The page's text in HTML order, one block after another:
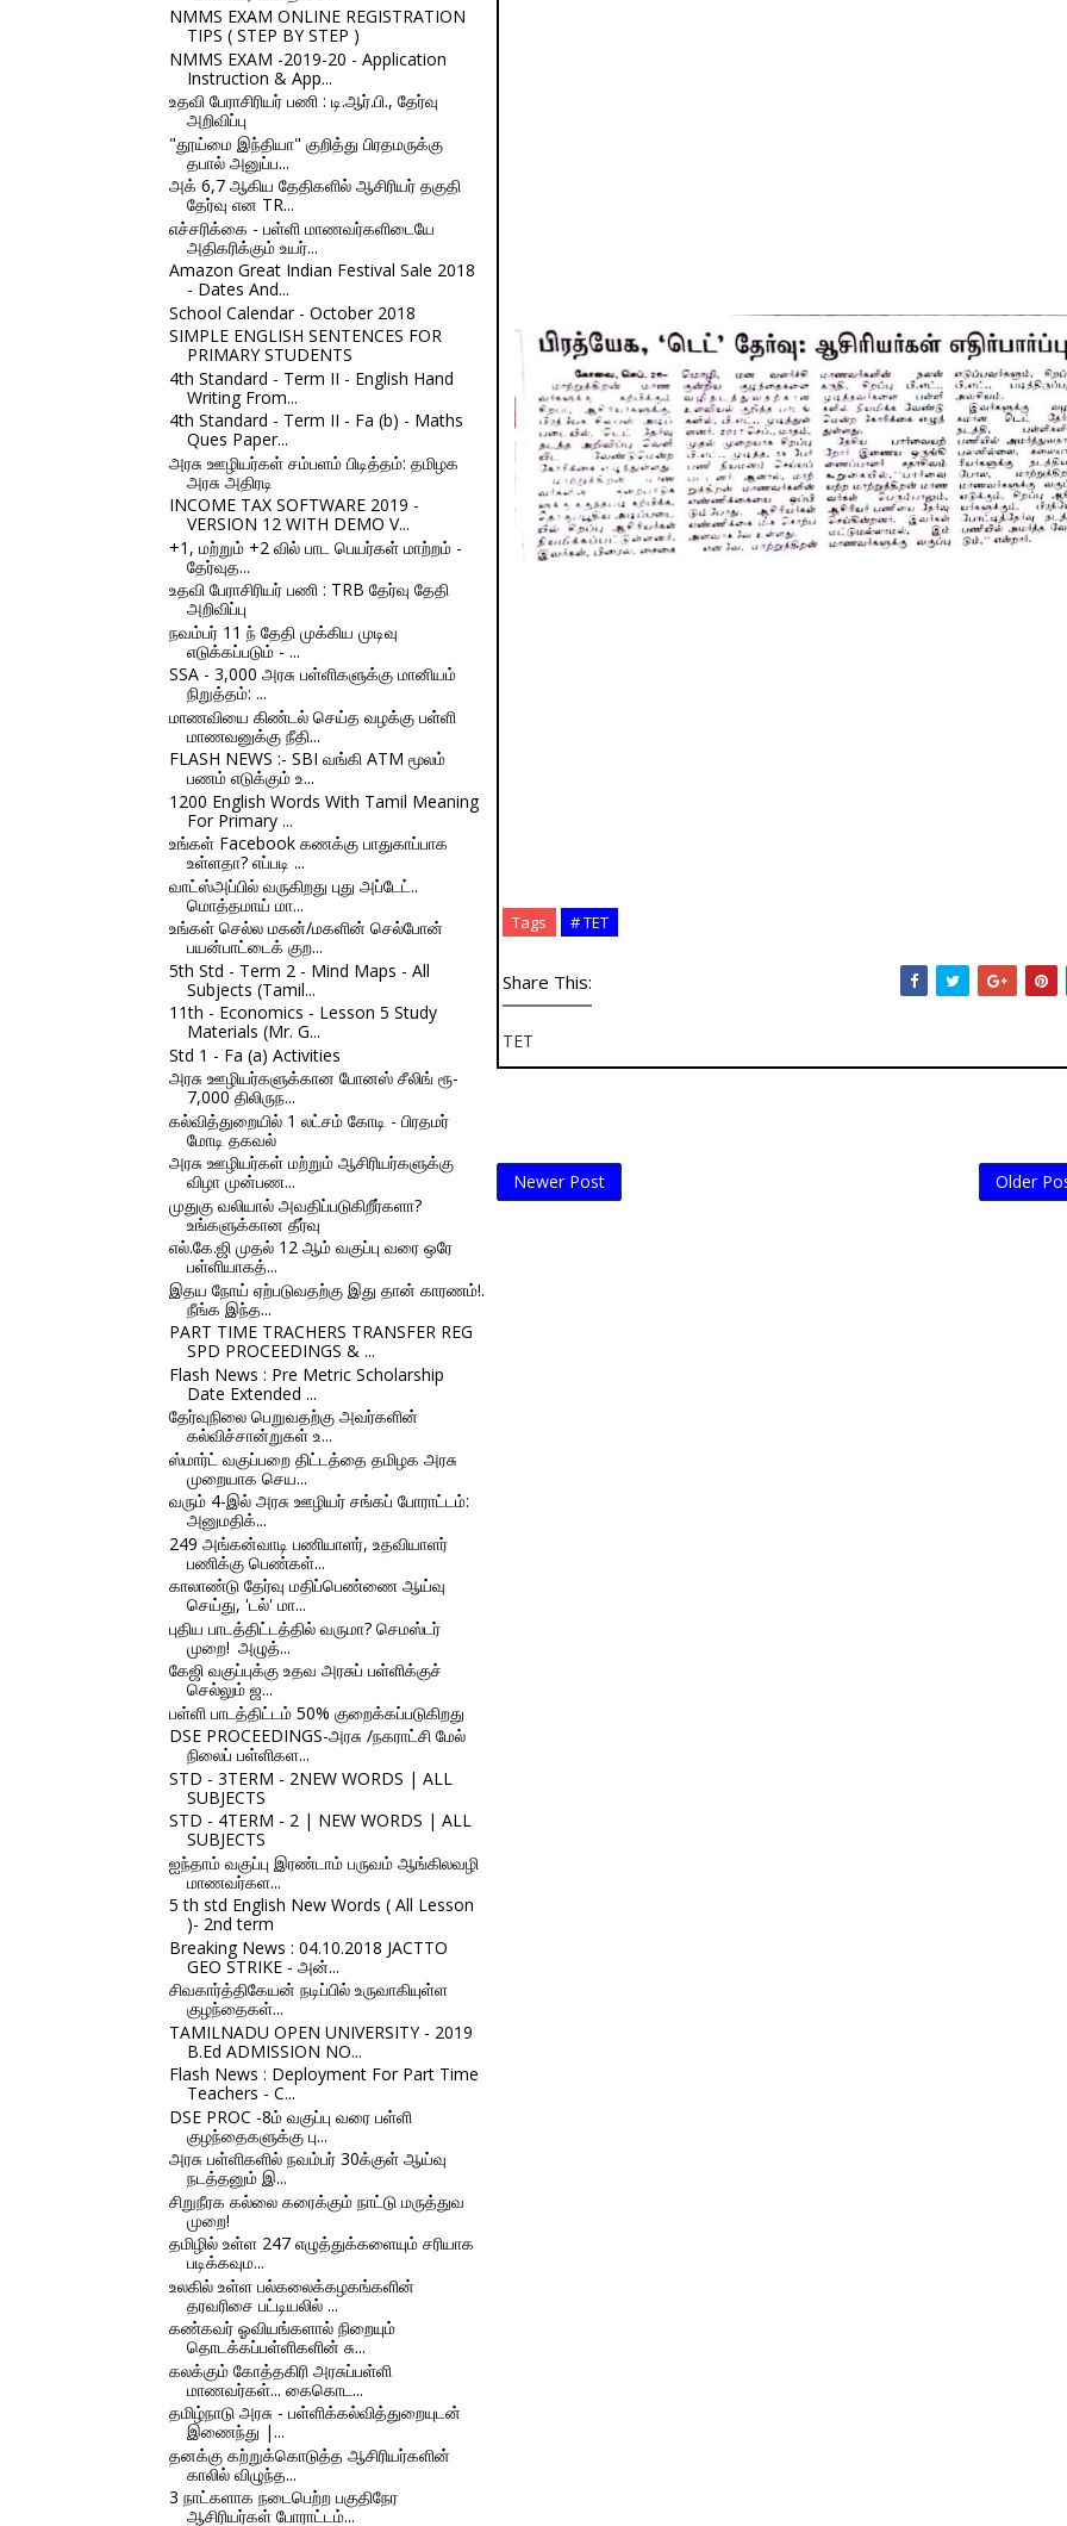
NMMS EXAM ONLINE REGISTRATION
TIPS ( STEP BY STEP )
NMMS EXAM -2019-20 - Application
Instruction & App...
உதவி பேராசிரியர் பணி : டி.ஆர்.பி., தேர்வு
அறிவிப்பு
"தூய்மை இந்தியா" குறித்து பிரதமருக்கு
தபால் அனுப்ப...
அக் 6,7 ஆகிய தேதிகளில் ஆசிரியர் தகுதி
தேர்வு என TR...
எச்சரிக்கை - பள்ளி மாணவர்களிடையே
அதிகரிக்கும் உயர்...
Amazon Great Indian Festival Sale 2018
- Dates And...
School Calendar - October 2018
SIMPLE ENGLISH SENTENCES FOR
PRIMARY STUDENTS
4th Standard - Term II - English Hand
Writing From...
4th Standard - Term II - Fa (b) - Maths
Ques Paper...
அரசு ஊழியர்கள் சம்பளம் பிடித்தம்: தமிழக
அரசு அதிரடி
INCOME TAX SOFTWARE 2019 -
VERSION 12 WITH DEMO V...
+1, மற்றும் +2 வில் பாட பெயர்கள் மாற்றம் -
தேர்வுத...
உதவி பேராசிரியர் பணி : TRB தேர்வு தேதி
அறிவிப்பு
நவம்பர் 11 ந் தேதி முக்கிய முடிவு
எடுக்கப்படும் - ...
SSA - 3,000 அரசு பள்ளிகளுக்கு மானியம்
நிறுத்தம்: ...
மாணவியை கிண்டல் செய்த வழக்கு பள்ளி
மாணவனுக்கு நீதி...
FLASH NEWS :- SBI வங்கி ATM மூலம்
பணம் எடுக்கும் உ...
1200 English Words With Tamil Meaning
For Primary ...
உங்கள் Facebook கணக்கு பாதுகாப்பாக
உள்ளதா? எப்படி ...
வாட்ஸ்அப்பில் வருகிறது புது அப்டேட்..
மொத்தமாய் மா...
உங்கள் செல்ல மகன்/மகளின் செல்போன்
பயன்பாட்டைக் குற...
5th Std - Term 2 - Mind Maps - All
Subjects (Tamil...
11th - Economics - Lesson 5 Study
Materials (Mr. G...
Std 1 - Fa (a) Activities
அரசு ஊழியர்களுக்கான போனஸ் சீலிங் ரூ-
7,000 திலிருந...
கல்வித்துறையில் 1 லட்சம் கோடி - பிரதமர்
மோடி தகவல்
அரசு ஊழியர்கள் மற்றும் ஆசிரியர்களுக்கு
விழா முன்பண...
முதுகு வலியால் அவதிப்படுகிறீர்களா?
உங்களுக்கான தீர்வு
எல்.கே.ஜி முதல் 12 ஆம் வகுப்பு வரை ஒரே
பள்ளியாகத்...
இதய நோய் ஏற்படுவதற்கு இது தான் காரணம்!.
நீங்க இந்த...
PART TIME TRACHERS TRANSFER REG
SPD PROCEEDINGS & ...
Flash News : Pre Metric Scholarship
Date Extended ...
தேர்வுநிலை பெறுவதற்கு அவர்களின்
கல்விச்சான்றுகள் உ...
ஸ்மார்ட் வகுப்பறை திட்டத்தை தமிழக அரசு
முறையாக செய...
வரும் 4-இல் அரசு ஊழியர் சங்கப் போராட்டம்:
அனுமதிக்...
249 அங்கன்வாடி பணியாளர், உதவியாளர்
பணிக்கு பெண்கள்...
காலாண்டு தேர்வு மதிப்பெண்ணை ஆய்வு
செய்து, 'டல்' மா...
புதிய பாடத்திட்டத்தில் வருமா? செமஸ்டர்
முறை! அழுத்...
கேஜி வகுப்புக்கு உதவ அரசுப் பள்ளிக்குச்
செல்லும் ஜ...
பள்ளி பாடத்திட்டம் 50% குறைக்கப்படுகிறது
DSE PROCEEDINGS-அரசு /நகராட்சி மேல்
நிலைப் பள்ளிகள...
STD - 3TERM - 2NEW WORDS | ALL
SUBJECTS
STD - 4TERM - 2 | NEW WORDS | ALL
SUBJECTS
ஐந்தாம் வகுப்பு இரண்டாம் பருவம் ஆங்கிலவழி
மாணவர்கள...
5 th std English New Words ( All Lesson
)- 2nd term
Breaking News : 04.10.2018 JACTTO
GEO STRIKE - அன்...
சிவகார்த்திகேயன் நடிப்பில் உருவாகியுள்ள
குழந்தைகள்...
TAMILNADU OPEN UNIVERSITY - 2019
B.Ed ADMISSION NO...
Flash News : Deployment For Part Time
Teachers - C...
DSE PROC -8ம் வகுப்பு வரை பள்ளி
குழந்தைகளுக்கு பு...
அரசு பள்ளிகளில் நவம்பர் 30க்குள் ஆய்வு
நடத்தனும் இ...
சிறுநீரக கல்லை கரைக்கும் நாட்டு மருத்துவ
முறை!
தமிழில் உள்ள 247 எழுத்துக்களையும் சரியாக
படிக்கவும...
உலகில் உள்ள பல்கலைக்கழகங்களின்
தரவரிசை பட்டியலில் ...
கண்கவர் ஓவியங்களால் நிறையும்
தொடக்கப்பள்ளிகளின் சு...
கலக்கும் கோத்தகிரி அரசுப்பள்ளி
மாணவர்கள்... கைகொட...
தமிழ்நாடு அரசு - பள்ளிக்கல்வித்துறையுடன்
இணைந்து |...
தனக்கு கற்றுக்கொடுத்த ஆசிரியர்களின்
காலில் விழுந்த...
3 நாட்களாக நடைபெற்ற பகுதிநேர
ஆசிரியர்கள் போராட்டம்...
Tags # TET
Share This:
TET
Newer Post Older